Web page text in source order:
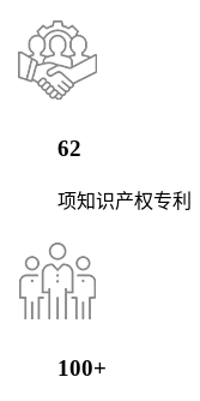
62
项知识产权专利
100+